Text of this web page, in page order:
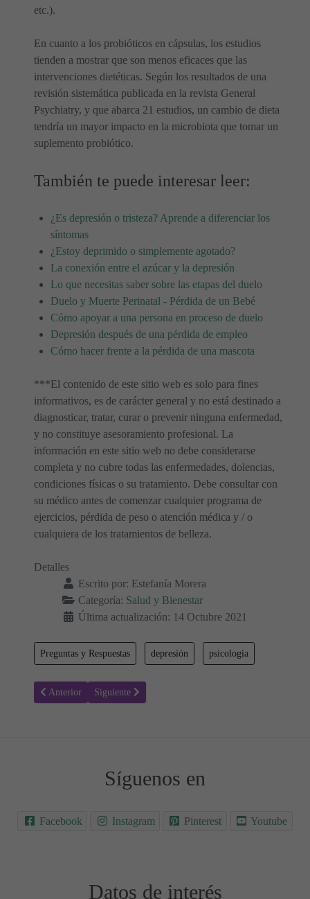
etc.).
En cuanto a los probióticos en cápsulas, los estudios
tienden a mostrar que son menos eficaces que las
intervenciones dietéticas. Según los resultados de una
revisión sistemática publicada en la revista General
Psychiatry, y que abarca 21 estudios, un cambio de dieta
tendría un mayor impacto en la microbiota que tomar un
suplemento probiótico.
También te puede interesar leer:
¿Es depresión o tristeza? Aprende a diferenciar los
síntomas
¿Estoy deprimido o simplemente agotado?
La conexión entre el azúcar y la depresión
Lo que necesitas saber sobre las etapas del duelo
Duelo y Muerte Perinatal - Pérdida de un Bebé
Cómo apoyar a una persona en proceso de duelo
Depresión después de una pérdida de empleo
Cómo hacer frente a la pérdida de una mascota
***El contenido de este sitio web es solo para fines
informativos, es de carácter general y no está destinado a
diagnosticar, tratar, curar o prevenir ninguna enfermedad,
y no constituye asesoramiento profesional. La
información en este sitio web no debe considerarse
completa y no cubre todas las enfermedades, dolencias,
condiciones físicas o su tratamiento. Debe consultar con
su médico antes de comenzar cualquier programa de
ejercicios, pérdida de peso o atención médica y / o
cualquiera de los tratamientos de belleza.
Detalles
Escrito por: Estefanía Morera
Categoría: Salud y Bienestar
Última actualización: 14 Octubre 2021
Preguntas y Respuestas depresión psicologia
Artículo anterior: Cardio: ¿Cómo hacerlo en casa sin aparatos?
Anterior Artículo siguiente: Día Mundial de la Alimentación
Siguiente
Síguenos en
Facebook Instagram Pinterest Youtube
Datos de interés